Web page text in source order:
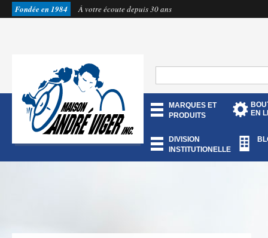
Fondée en 1984 À votre écoute depuis 30 ans
MARQUES ET
PRODUITS
EN
DIVISION
INSTITUTIONELLE